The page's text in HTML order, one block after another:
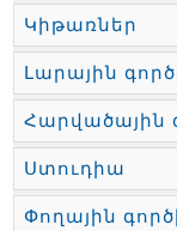
Կիթառներ
Լարային
Հարվածային
Ստուդիա
Փողային